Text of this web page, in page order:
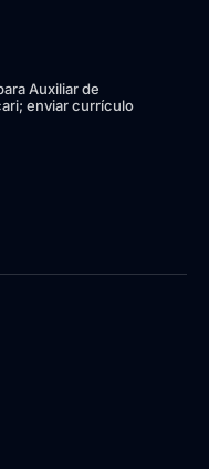
Auxiliar de
enviar currículo